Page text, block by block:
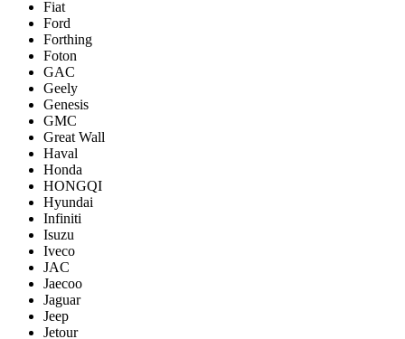
Fiat
Ford
Forthing
Foton
GAC
Geely
Genesis
GMC
Great Wall
Haval
Honda
HONGQI
Hyundai
Infiniti
Isuzu
Iveco
JAC
Jaecoo
Jaguar
Jeep
Jetour